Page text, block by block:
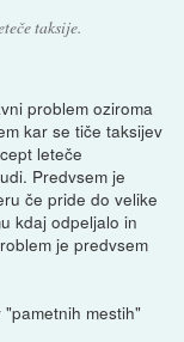
taksije.
problem oziroma
kar se tiče taksijev
leteče
Predvsem je
če pride do velike
kdaj odpeljalo in
je predvsem
mestih"